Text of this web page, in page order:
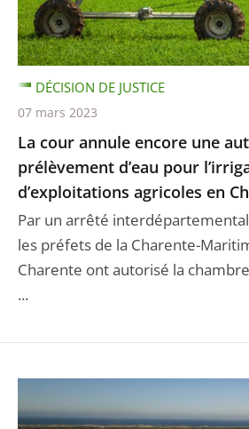
La cour annule encore une
prélèvement d’eau pour
d’exploitations agricoles en
Par un arrêté
les préfets de la Charente-
Charente ont autorisé la
...
DÉCISION DE JUSTICE
07 mars 2023